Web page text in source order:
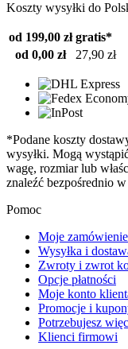
Koszty wysyłki do
od 199,00 zł gratis*
od 0,00 zł
27,90 zł
*Podane koszty
wysyłki. Mogą
wagę, rozmiar lub
znaleźć bezpośrednio
Pomoc
Moje zamówienie
Wysyłka i
Zwroty i zwrot
Opcje płatności
Moje konto
Promocje i
Potrzebujesz
Klienci firmowi